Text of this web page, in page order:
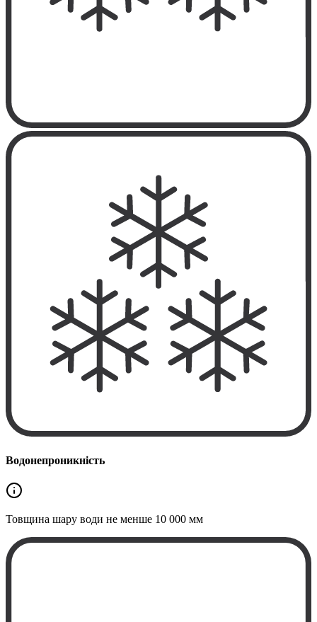
Водонепроникність
Товщина шару води не менше 10 000 мм